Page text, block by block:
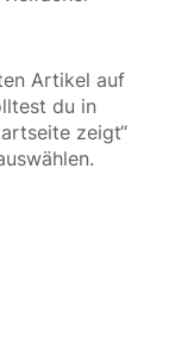
Artikel auf
du in
zeigt“